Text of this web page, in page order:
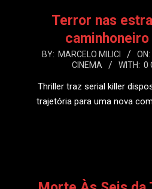
Terror nas
caminhoneiro
2021-
16
BY: MARCELO MILICI ON:
CINEMA
WITH: 0
Thriller traz serial killer
trajetória para uma nova